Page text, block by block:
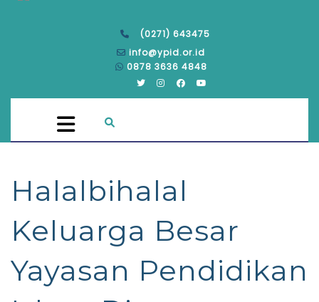
(0271) 643475
info@ypid.or.id
0878 3636 4848
Halalbihalal
Keluarga Besar
Yayasan Pendidikan